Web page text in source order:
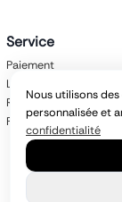
Service
Paiement
Livraison
Retours
FAQ
Nous utilisons
personnalisée et
confidentialité